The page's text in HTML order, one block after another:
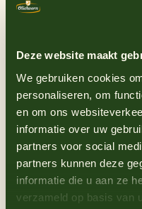
Deze website maakt
We gebruiken cookies
personaliseren, om
en om ons
informatie over uw
partners voor social
partners kunnen deze
informatie die u aan ze
verzameld op basis van
Wij zijn een
lekkerste
maakt! Oliehoorn
iedereen welkom is,
leeftijd en afkomst.
Hoorn werken wij
beste producten voor
Oliehoorn op
Solliciteren?